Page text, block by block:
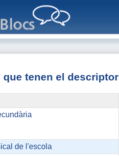
tenen el descriptor
de l'escola